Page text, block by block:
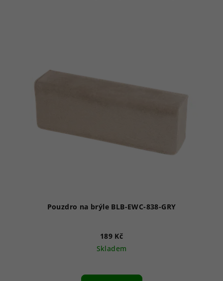
Pouzdro na brýle BLB-EWC-838-GRY
189 Kč
Skladem